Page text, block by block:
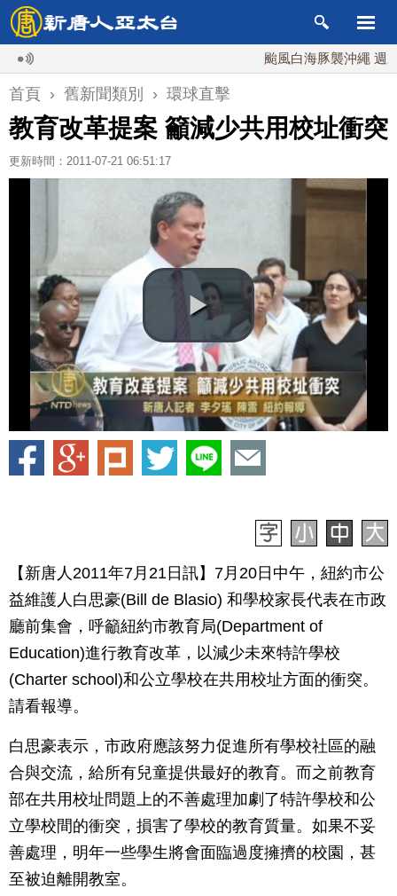
颱風白海豚襲沖繩 週末
首頁 › 舊新聞類別 › 環球直擊
教育改革提案 籲減少共用校址衝突
更新時間：2011-07-21 06:51:17
【新唐人2011年7月21日訊】7月20日中午，紐約市公
益維護人白思豪(Bill de Blasio) 和學校家長代表在市政
廳前集會，呼籲紐約市教育局(Department of
Education)進行教育改革，以減少未來特許學校
(Charter school)和公立學校在共用校址方面的衝突。
請看報導。
白思豪表示，市政府應該努力促進所有學校社區的融
合與交流，給所有兒童提供最好的教育。而之前教育
部在共用校址問題上的不善處理加劇了特許學校和公
立學校間的衝突，損害了學校的教育質量。如果不妥
善處理，明年一些學生將會面臨過度擁擠的校園，甚
至被迫離開教室。